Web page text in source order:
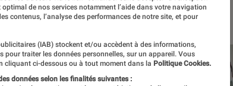
de nos services notamment l’aide dans votre navigation
contenus, l’analyse des performances de notre site, et pour
(IAB) stockent et/ou accèdent à des informations,
pour traiter les données personnelles, sur un appareil. Vous
cliquant ci-dessous ou à tout moment dans la Politique Cookies.
données selon les finalités suivantes :